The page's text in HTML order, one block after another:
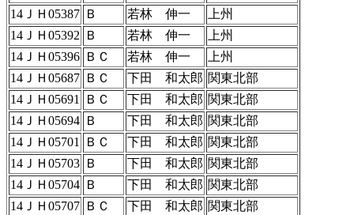
14ＪＨ05387 Ｂ 若林 伸一
上州
14ＪＨ05392
Ｂ 若林 伸一
上州
14ＪＨ05396 ＢＣ 若林 伸一
上州
14ＪＨ05687 ＢＣ 下田 和太郎 関東北部
14ＪＨ05691
ＢＣ 下田 和太郎 関東北部
14ＪＨ05694 Ｂ 下田 和太郎 関東北部
14ＪＨ05701
ＢＣ 下田 和太郎 関東北部
14ＪＨ05703 Ｂ 下田 和太郎 関東北部
14ＪＨ05704 Ｂ 下田 和太郎 関東北部
14ＪＨ05707 ＢＣ 下田 和太郎 関東北部